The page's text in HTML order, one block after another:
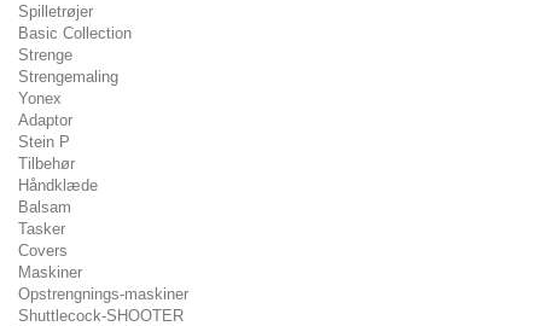
Spilletrøjer
Basic Collection
Strenge
Strengemaling
Yonex
Adaptor
Stein P
Tilbehør
Håndklæde
Balsam
Tasker
Covers
Maskiner
Opstrengnings-maskiner
Shuttlecock-SHOOTER